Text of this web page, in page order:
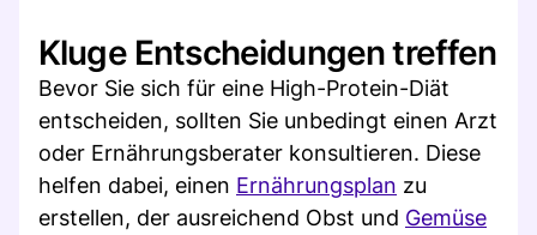
Kluge Entscheidungen treffen
Bevor Sie sich für eine High-Protein-Diät
entscheiden, sollten Sie unbedingt einen Arzt
oder Ernährungsberater konsultieren. Diese
helfen dabei, einen Ernährungsplan zu
erstellen, der ausreichend Obst und Gemüse